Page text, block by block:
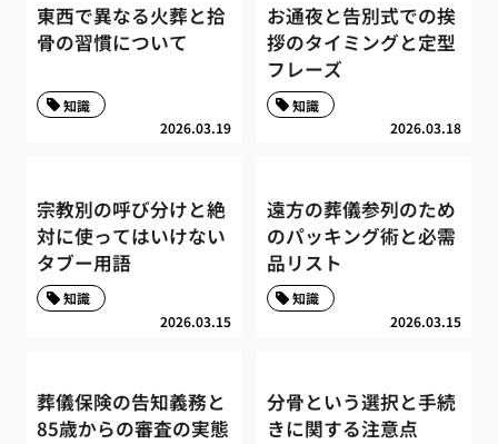
東西で異なる火葬と拾
骨の習慣について
2026.03.19
知識
お通夜と告別式での挨
拶のタイミングと定型
フレーズ
2026.03.18
知識
宗教別の呼び分けと絶
対に使ってはいけない
タブー用語
2026.03.15
知識
遠方の葬儀参列のため
のパッキング術と必需
品リスト
2026.03.15
知識
葬儀保険の告知義務と
85歳からの審査の実態
分骨という選択と手続
きに関する注意点